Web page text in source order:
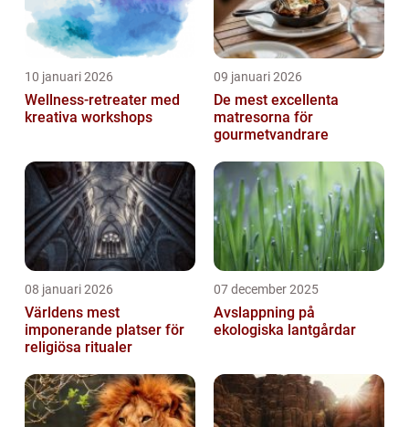
10 januari 2026
Wellness-retreater med
kreativa workshops
09 januari 2026
De mest excellenta
matresorna för
gourmetvandrare
08 januari 2026
Världens mest
imponerande platser för
religiösa ritualer
07 december 2025
Avslappning på
ekologiska lantgårdar